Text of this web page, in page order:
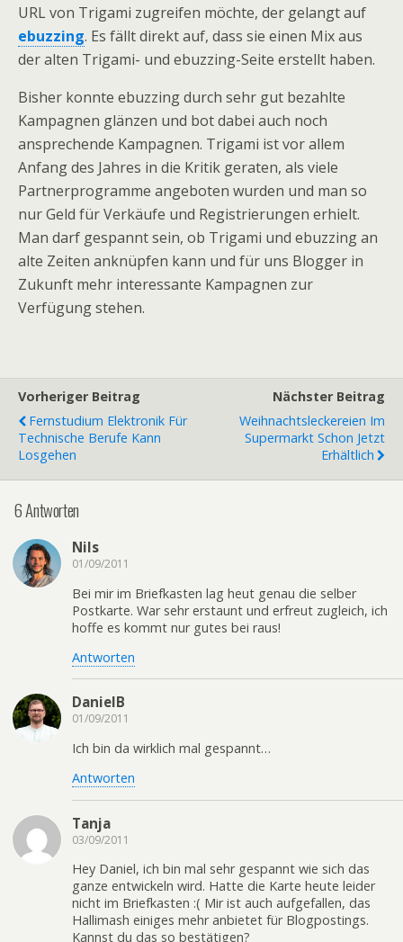
URL von Trigami zugreifen möchte, der gelangt auf
ebuzzing. Es fällt direkt auf, dass sie einen Mix aus
der alten Trigami- und ebuzzing-Seite erstellt haben.
Bisher konnte ebuzzing durch sehr gut bezahlte
Kampagnen glänzen und bot dabei auch noch
ansprechende Kampagnen. Trigami ist vor allem
Anfang des Jahres in die Kritik geraten, als viele
Partnerprogramme angeboten wurden und man so
nur Geld für Verkäufe und Registrierungen erhielt.
Man darf gespannt sein, ob Trigami und ebuzzing an
alte Zeiten anknüpfen kann und für uns Blogger in
Zukunft mehr interessante Kampagnen zur
Verfügung stehen.
Vorheriger Beitrag
Fernstudium Elektronik Für
Technische Berufe Kann
Losgehen
Nächster Beitrag
Weihnachtsleckereien Im
Supermarkt Schon Jetzt
Erhältlich
6 Antworten
Nils
01/09/2011
Bei mir im Briefkasten lag heut genau die selber
Postkarte. War sehr erstaunt und erfreut zugleich, ich
hoffe es kommt nur gutes bei raus!
Antworten
DanielB
01/09/2011
Ich bin da wirklich mal gespannt…
Antworten
Tanja
03/09/2011
Hey Daniel, ich bin mal sehr gespannt wie sich das
ganze entwickeln wird. Hatte die Karte heute leider
nicht im Briefkasten :( Mir ist auch aufgefallen, das
Hallimash einiges mehr anbietet für Blogpostings.
Kannst du das so bestätigen?